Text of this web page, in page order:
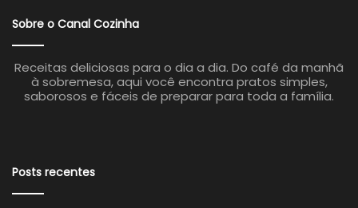
Sobre o Canal Cozinha
Receitas deliciosas para o dia a dia. Do café da manhã
à sobremesa, aqui você encontra pratos simples,
saborosos e fáceis de preparar para toda a família.
Posts recentes